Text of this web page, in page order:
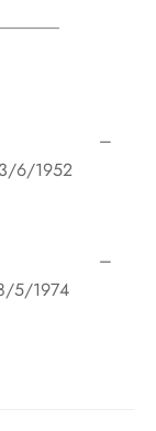
–
–